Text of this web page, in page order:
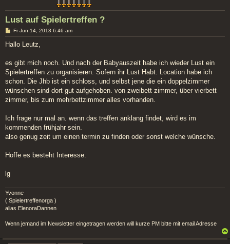
Lust auf Spielertreffen ?
B
e
i
t
a
g
Fr Jun 14, 2013 6:46 am
Hallo Leutz,
es gibt mich noch. Und nach der Babyauszeit habe ich wieder Lust ein
Spielertreffen zu organisieren. Sofern ihr Lust Habt. Location habe ich
schon. Die Jhb ist ein schloss, und selbst jene die ein doppelzimmer
wünschen sind dort gut aufgehoben. von zweibett zimmer, über vierbett
zimmer, bis zum mehrbettzimmer alles vorhanden.
Ich frage nur mal an. wenn das treffen anklang findet, wird es im
kommenden frühjahr sein.
also genug zeit um einen termin zu finden oder sonst welche wünsche.
Hoffe es besteht Interesse.
lg
Yvonne
( Spielertreffenorga )
alias ElenoraDannen
Wenn jemand im Newsletter eingetragen werden will kurze PM bitte mit email Adresse